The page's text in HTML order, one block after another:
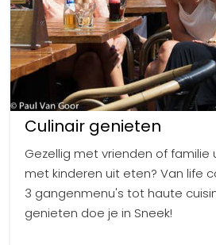
Culinair genieten
Gezellig met vrienden of familie
met kinderen uit eten? Van life
3 gangenmenu's tot haute
genieten doe je in Sneek!